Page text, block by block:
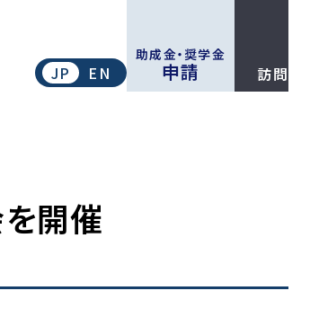
JP EN
助成金・奨学金
申請 訪問者別
開催